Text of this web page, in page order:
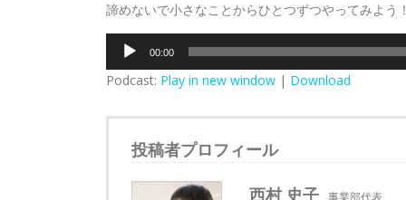
諦めないで小さなことからひとつずつやってみよう
プ
00:00
Podcast: Play in new window | Download
投稿者プロフィール
西村 史子 事業部代表